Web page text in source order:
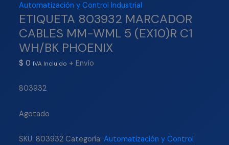
Automatización y Control Industrial
ETIQUETA 803932 MARCADOR
CABLES MM-WML 5 (EX10)R C1
WH/BK PHOENIX
$ 0 IVA Incluido + Envío
803932
Agotado
SKU: 803932 Categoría:Automatización y Control